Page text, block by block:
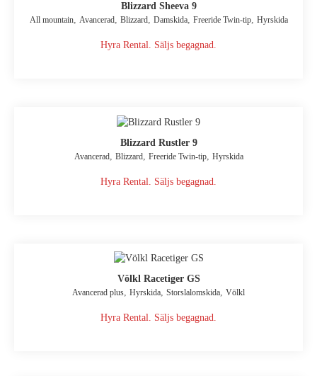
Blizzard Sheeva 9
All mountain, Avancerad, Blizzard, Damskida, Freeride Twin-tip, Hyrskida
Hyra Rental. Säljs begagnad.
Blizzard Rustler 9
Avancerad, Blizzard, Freeride Twin-tip, Hyrskida
Hyra Rental. Säljs begagnad.
Völkl Racetiger GS
Avancerad plus Hyrskida Storslalomskida Völkl
Hyra Rental. Säljs begagnad.